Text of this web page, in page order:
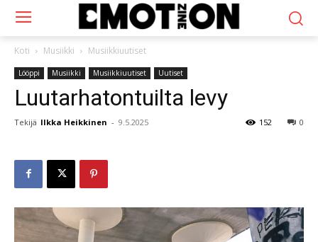
Koti Musiikki Musiikkiuutiset
Lööppi Musiikki Musiikkiuutiset Uutiset
Luutarhatontuilta levy
Tekijä Ilkka Heikkinen - 9.5.2025 0
152